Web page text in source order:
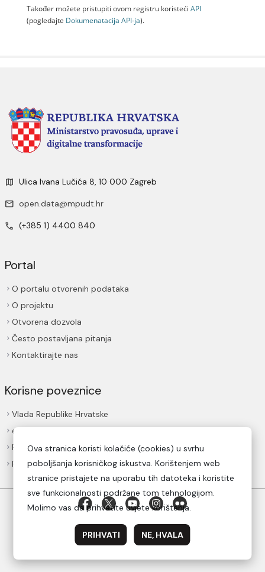
Također možete pristupiti ovom registru koristeći API
(pogledajte Dokumenаtаcijа API-jа).